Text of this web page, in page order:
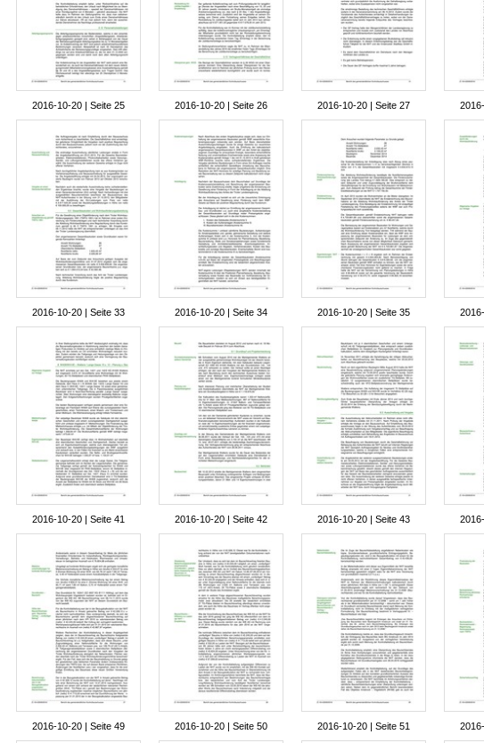
2016-10-20 | Seite 25 2016-10-20 | Seite 26 2016-10-20 | Seite 27
2016-10-20 | Seite 33 2016-10-20 | Seite 34 2016-10-20 | Seite 35
2016-10-20 | Seite 41 2016-10-20 | Seite 42 2016-10-20 | Seite 43
2016-10-20 | Seite 49 2016-10-20 | Seite 50 2016-10-20 | Seite 51